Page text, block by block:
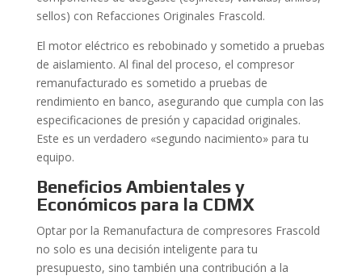
sellos) con Refacciones Originales Frascold.
El motor eléctrico es rebobinado y sometido a pruebas
de aislamiento. Al final del proceso, el compresor
remanufacturado es sometido a pruebas de
rendimiento en banco, asegurando que cumpla con las
especificaciones de presión y capacidad originales.
Este es un verdadero «segundo nacimiento» para tu
equipo.
Beneficios Ambientales y
Económicos para la CDMX
Optar por la Remanufactura de compresores Frascold
no solo es una decisión inteligente para tu
presupuesto, sino también una contribución a la